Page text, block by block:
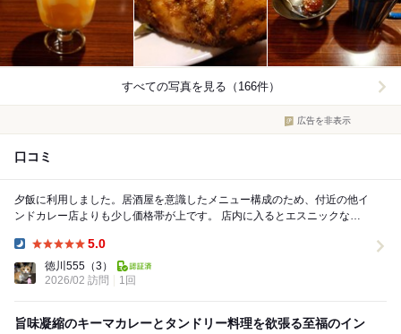
すべての写真を見る（166件）
広告を非表示
口コミ
夕飯に利用しました。居酒屋を意識したメニュー構成のため、付近の他イ
ンドカレー店よりも少し価格帯が上です。 店内に入るとエスニックなお
5.0
徳川555 （3）
2026/02 訪問
1回
旨味凝縮のキーマカレーとタンドリー料理を欲張る至福のイン